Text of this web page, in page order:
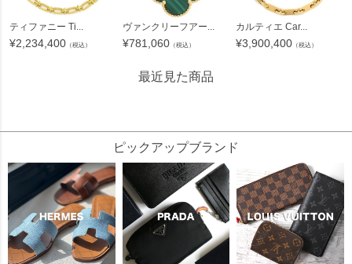
ティファニー Ti...
¥2,234,400 （税込）
ヴァンクリーフアー...
¥781,060 （税込）
カルティエ Car...
¥3,900,400 （税込）
最近見た商品
ピックアップブランド